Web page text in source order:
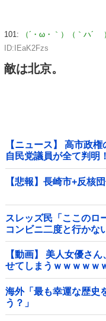
101: （´・ω・｀）（｀ハ´
ID:IEaK2Fzs
敵は北京。
【ニュース】 高市政
自民党議員が全て判明
ｗｗ
【悲報】長崎市+反核
スレッズ民「ここのロ
コンビニ二度と行か
も「ヤバイのはお前だ
他
【動画】 美人女優さ
せてしまうｗｗｗｗｗ
海外「最も幸運な歴史
う？」